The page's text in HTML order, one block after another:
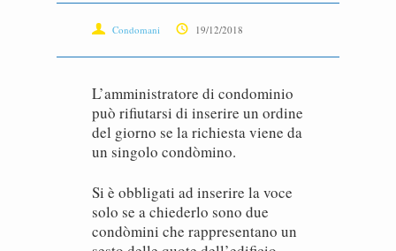
Condomani 19/12/2018
L’amministratore di condominio
può rifiutarsi di inserire un ordine
del giorno se la richiesta viene da
un singolo condòmino.
Si è obbligati ad inserire la voce
solo se a chiederlo sono due
condòmini che rappresentano un